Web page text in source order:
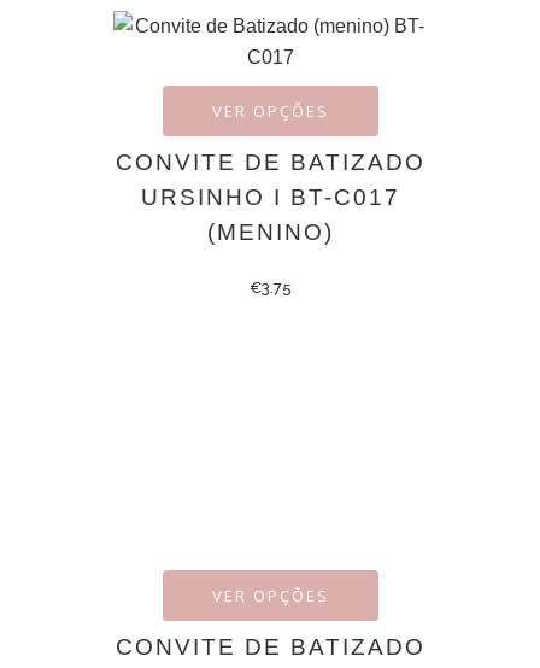
VER OPÇÕES
CONVITE DE BATIZADO
URSINHO I BT-C017
(MENINO)
€3.75
VER OPÇÕES
CONVITE DE BATIZADO